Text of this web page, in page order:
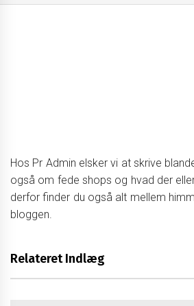
Hos Pr Admin elsker vi at skrive
også om fede shops og hvad der
derfor finder du også alt mellem
bloggen.
Relateret Indlæg